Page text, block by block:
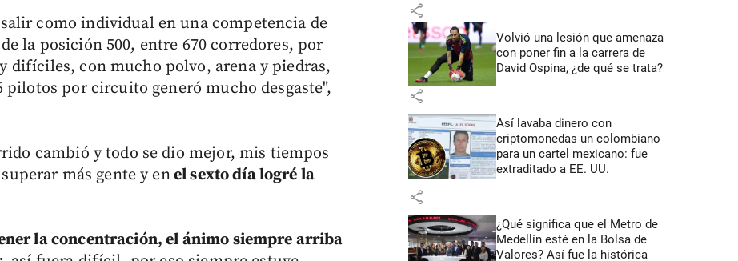
como individual en una competencia de
la posición 500, entre 670 corredores, por
difíciles, con mucho polvo, arena y piedras,
por circuito generó mucho desgaste",
cambió y todo se dio mejor, mis tiempos
más gente y enel sexto día logré la
la concentración, el ánimo siempre arriba
share
Volvió una lesión que amenaza
con poner fin a la carrera de
David Ospina, ¿de qué se trata?
share
Así lavaba dinero con
criptomonedas un colombiano
para un cartel mexicano: fue
extraditado a EE. UU.
share
¿Qué significa que el Metro de
Medellín esté en la Bolsa de
Valores? Así fue la histórica